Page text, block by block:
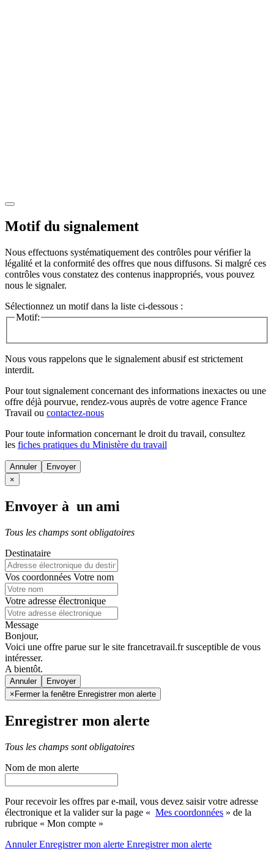
Motif du signalement
Nous effectuons systématiquement des contrôles pour vérifier la
légalité et la conformité des offres que nous diffusons. Si malgré ces
contrôles vous constatez des contenus inappropriés, vous pouvez
nous le signaler.
Sélectionnez un motif dans la liste ci-dessous :
Motif:
Nous vous rappelons que le signalement abusif est strictement
interdit.
Pour tout signalement concernant des informations inexactes ou une
offre déjà pourvue, rendez-vous auprès de votre agence France
Travail ou contactez-nous
Pour toute information concernant le droit du travail, consultez
les fiches pratiques du Ministère du travail
Annuler
×
Envoyer à un ami
Tous les champs sont obligatoires
Destinataire
Vos coordonnées Votre nom
Votre adresse électronique
Message
Bonjour,
Voici une offre parue sur le site francetravail.fr susceptible de vous
intéresser.
A bientôt.
Annuler
×Fermer la fenêtre Enregistrer mon alerte
Enregistrer mon alerte
Tous les champs sont obligatoires
Nom de mon alerte
Pour recevoir les offres par e-mail, vous devez saisir votre adresse
électronique et la valider sur la page « Mes coordonnées » de la
rubrique « Mon compte »
AnnulerEnregistrer mon alerte Enregistrermon alerte